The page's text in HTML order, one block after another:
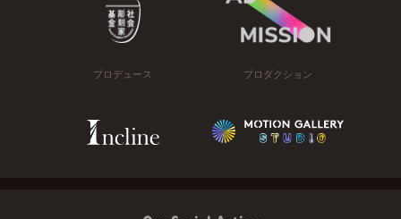
プロデュース プロダクション